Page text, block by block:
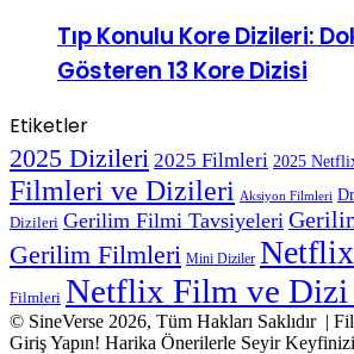
Tıp Konulu Kore Dizileri:
Gösteren 13 Kore Dizisi
Etiketler
2025 Dizileri 2025 Filmleri 2025
Filmleri ve Dizileri
Aksiyon Filmleri
Dizileri Gerilim Filmi Tavsiyeleri
Gerilim Filmleri Mini Diziler
Filmleri Netflix Film ve Dizi
© SineVerse 2026, Tüm Hakları Saklıdır |
Giriş Yapın! Harika Önerilerle Seyir Keyfinizi